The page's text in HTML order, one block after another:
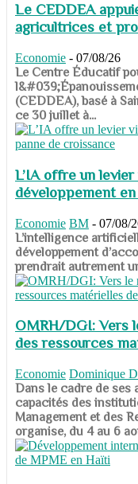
Le CEDDEA
agricultrices et
Economie - 07/08/26
​​​​​​​Le Centre Éducatif
(CEDDEA), basé à
ce 30 juillet à...
L’IA offre un
développement
Economie BM - 07/08/
​​​​​​​L’intelligence
développement
prendrait autrement
OMRH/DGI: Vers
des ressources
Economie Dominique
Dans le cadre de ses
capacités des
Management et des
organise, du 4 au 6